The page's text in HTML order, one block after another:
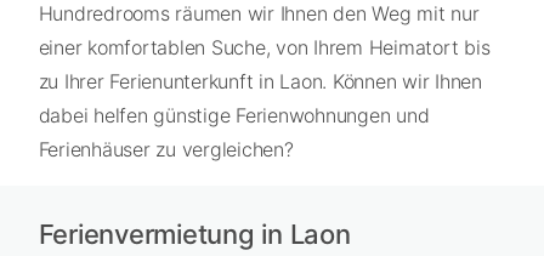
Hundredrooms räumen wir Ihnen den Weg mit nur
einer komfortablen Suche, von Ihrem Heimatort bis
zu Ihrer Ferienunterkunft in Laon. Können wir Ihnen
dabei helfen günstige Ferienwohnungen und
Ferienhäuser zu vergleichen?
Ferienvermietung in Laon